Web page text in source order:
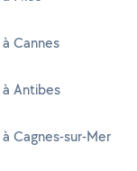
Cannes
Antibes
Cagnes-sur-Mer